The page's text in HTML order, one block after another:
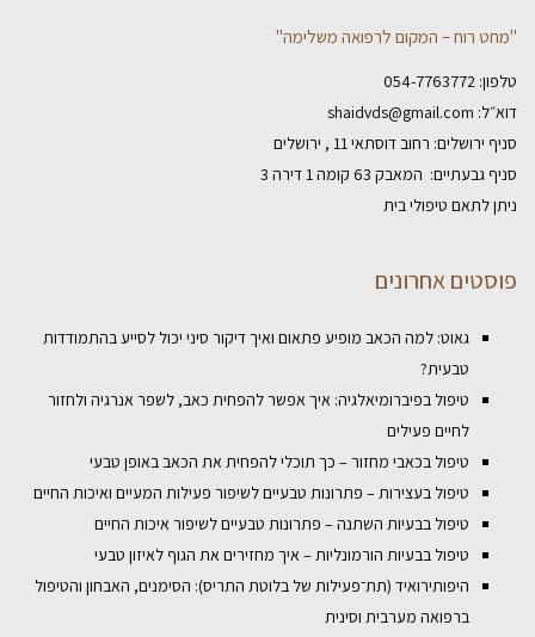
"מחט רוח – המקום לרפואה משלימה"
טלפון: 054-7763772
דוא״ל: shaidvds@gmail.com
סניף ירושלים: רחוב דוסתאי 11 , ירושלים
סניף גבעתיים: המאבק 63 קומה 1 דירה 3
ניתן לתאם טיפולי בית
פוסטים אחרונים
גאוט: למה הכאב מופיע פתאום ואיך דיקור סיני יכול לסייע בהתמודדות
טבעית?
טיפול בפיברומיאלגיה: איך אפשר להפחית כאב, לשפר אנרגיה ולחזור
לחיים פעילים
טיפול בכאבי מחזור – כך תוכלי להפחית את הכאב באופן טבעי
טיפול בעצירות – פתרונות טבעיים לשיפור פעילות המעיים ואיכות החיים
טיפול בבעיות השתנה – פתרונות טבעיים לשיפור איכות החיים
טיפול בבעיות הורמונליות – איך מחזירים את הגוף לאיזון טבעי
היפותירואיד (תת־פעילות של בלוטת התריס): הסימנים, האבחון והטיפול
ברפואה מערבית וסינית